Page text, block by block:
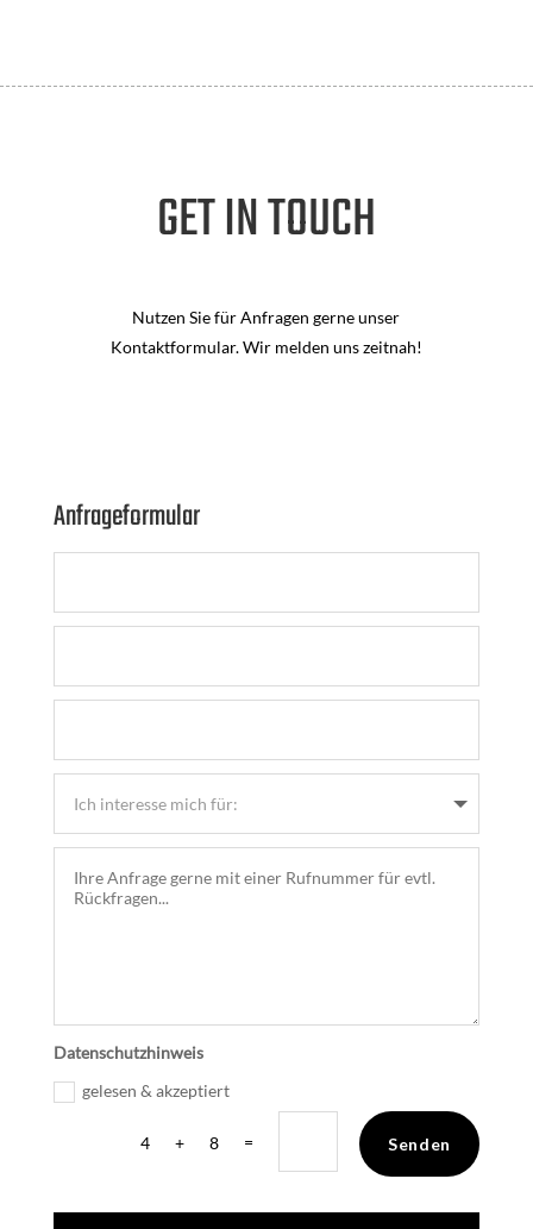
GET IN TOUCH
Nutzen Sie für Anfragen gerne unser
Kontaktformular. Wir melden uns zeitnah!
Anfrageformular
Datenschutzhinweis
gelesen & akzeptiert
4 + 8 = Senden